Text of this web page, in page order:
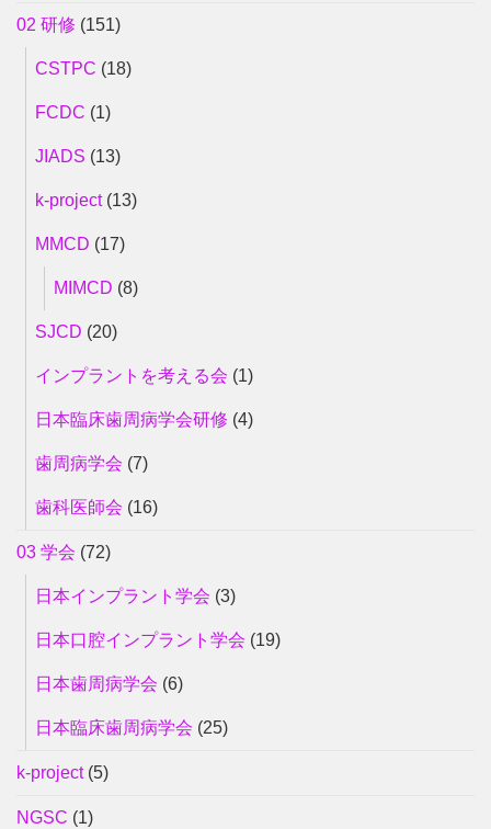
02 研修 (151)
CSTPC (18)
FCDC (1)
JIADS (13)
k-project(13)
MMCD (17)
MIMCD (8)
SJCD (20)
インプラントを考える会 (1)
日本臨床歯周病学会研修 (4)
歯周病学会 (7)
歯科医師会 (16)
03 学会 (72)
日本インプラント学会 (3)
日本口腔インプラント学会 (19)
日本歯周病学会 (6)
日本臨床歯周病学会 (25)
k-project(5)
NGSC (1)